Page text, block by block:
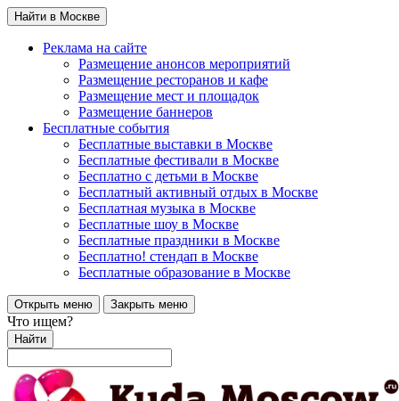
Найти в Москве
Реклама на сайте
Размещение анонсов мероприятий
Размещение ресторанов и кафе
Размещение мест и площадок
Размещение баннеров
Бесплатные события
Бесплатные выставки в Москве
Бесплатные фестивали в Москве
Бесплатно с детьми в Москве
Бесплатный активный отдых в Москве
Бесплатная музыка в Москве
Бесплатные шоу в Москве
Бесплатные праздники в Москве
Бесплатно! стендап в Москве
Бесплатные образование в Москве
Открыть меню Закрыть меню
Что ищем?
Найти